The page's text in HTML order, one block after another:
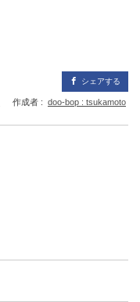
シェアする
作成者 : doo-bop : tsukamoto